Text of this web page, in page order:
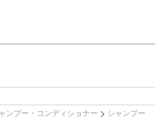
ンプー・コンディショナー
シャンプー